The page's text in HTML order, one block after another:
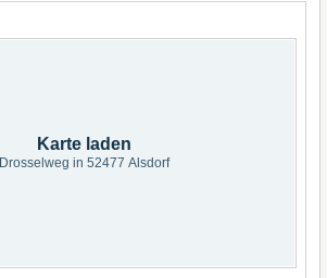
Karte laden
Drosselweg in 52477 Alsdorf